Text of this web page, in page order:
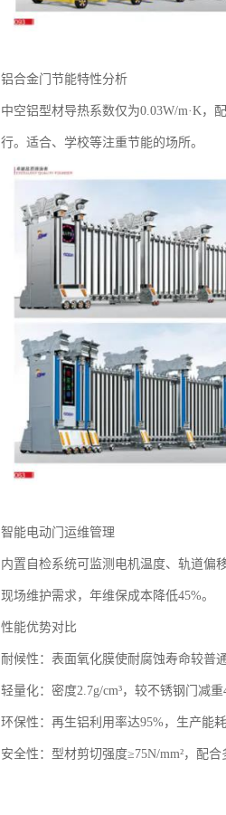
铝合金门节能特性分析‌
中空铝型材导热系数仅为0.03W/m·K，
行。适合、学校等注重节能的场所。
智能电动门运维管理‌
内置自检系统可监测电机温度、轨道偏
现场维护需求，年维保成本降低45%。
性能优势对比
耐候性‌：表面氧化膜使耐腐蚀寿命较普
轻量化‌：密度2.7g/cm³，较不锈钢门减重
环保性‌：再生铝利用率达95%，生产能
安全性‌：型材剪切强度≥75N/mm²，配合